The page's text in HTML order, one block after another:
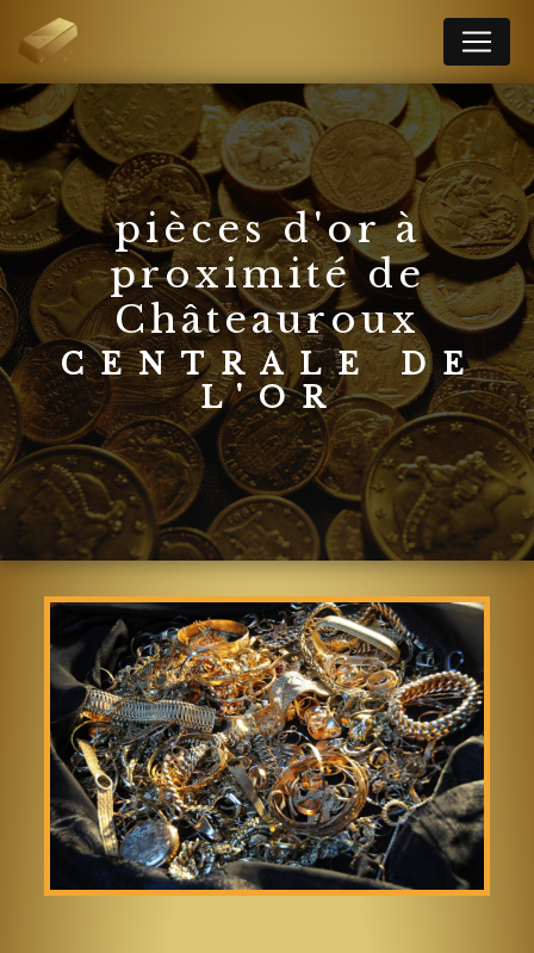
pièces d'or à
proximité de
Châteauroux
CENTRALE DE
L'OR
Panneau de gestion des cookies